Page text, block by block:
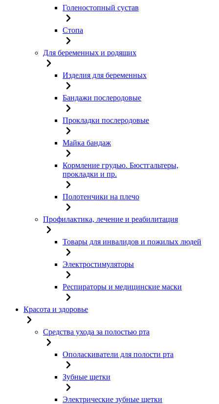
Голеностопный сустав
Стопа
Для беременных и родящих
Изделия для беременных
Бандажи послеродовые
Прокладки послеродовые
Майка бандаж
Кормление грудью. Бюстгальтеры,
прокладки и пр.
Полотенчики на плечо
Профилактика, лечение и реабилитация
Товары для инвалидов и пожилых людей
Электростимуляторы
Респираторы и медицинские маски
Красота и здоровье
Средства ухода за полостью рта
Ополаскиватели для полости рта
Зубные щетки
Электрические зубные щетки